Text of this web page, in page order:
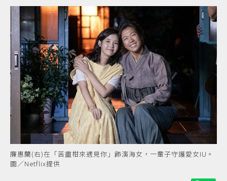
廉惠蘭(右)在「苦盡柑來遇見你」飾演海女，一輩子守護愛女IU。
圖／Netflix提供